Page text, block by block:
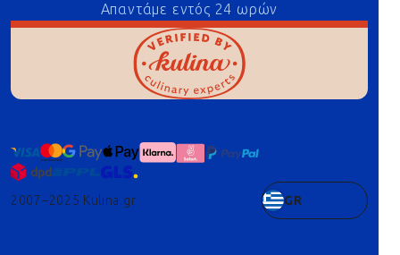
Απαντάμε εντός 24 ωρών
2007–2025 Kulina.gr GR